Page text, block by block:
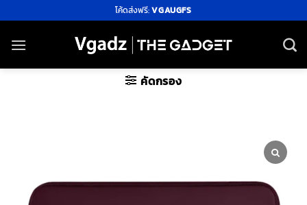
ไป
ยัง
โค้ดส่งฟรี:VGAUGFS
คัดกรอง